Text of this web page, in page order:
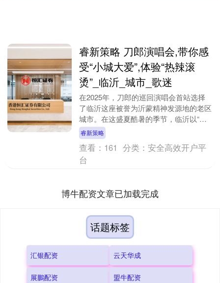
睿新策略 刀郎演唱会,带你感
受“小城大爱”,体验“热辣滚
烫”_临沂_城市_歌迷
在2025年，刀郎的巡回演唱会首站选择
了临沂这座被誉为沂蒙精神发源地的老区
城市。在这盛夏酷暑的季节，临沂以“教
科书级”的服务保障，向外界展现了“热情
好客山东人”....
睿新策略
查看： 161 分类：安全高效开户平
台
博牛配资文章已加载完成
话题标签
汇银配资 云天华成
展鵬配资 盟牛配资